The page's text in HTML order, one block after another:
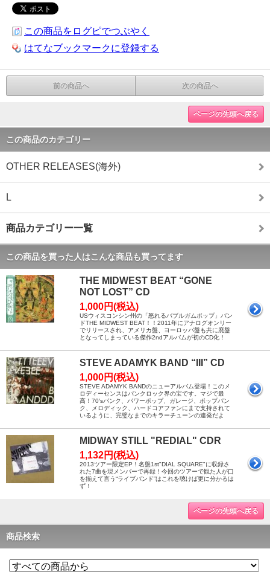
この商品をログピでつぶやく
はてなブックマークに登録する
前の商品へ 次の商品へ
ページの先頭へ戻る
この商品のカテゴリー
OTHER RELEASES(海外)
L
商品カテゴリー一覧
この商品を買った人はこんな商品も買ってます
THE MIDWEST BEAT “GONE
NOT LOST” CD
1,000円(税込)
USウィスコンシン州の「怒れるバブルガムポップ」バン
ドTHE MIDWEST BEAT！！2011年にアナログオンリー
でリリースされ、アメリカ盤、ヨーロッパ盤も共に廃盤
となってしまっている傑作2ndアルバムが初のCD化！
STEVE ADAMYK BAND “III” CD
1,000円(税込)
STEVE ADAMYK BANDのニューアルバム登場！このメ
ロディーセンスはパンクロック界の宝です。マジで最
高！70′sパンク、パワーポップ、ガレージ、ポップパン
ク、メロディック、ハードコアファンにまで支持されて
いるように、完璧なまでのキラーチューンの連発だよ
MIDWAY STILL "REDIAL" CDR
1,132円(税込)
2013ツアー限定EP！名盤1st"DIAL SQUARE"に収録さ
れた7曲を現メンバーで再録！今回のツアーで観た人が口
を揃えて言う“ライブバンド”はこれを聴けば更に分かるは
ず！
ページの先頭へ戻る
商品検索